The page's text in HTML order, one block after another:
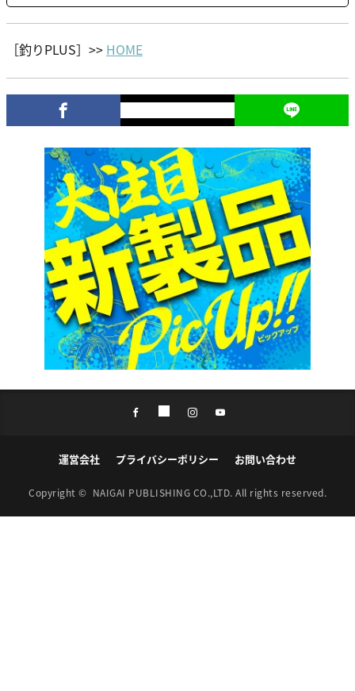
［釣りPLUS］>> HOME
運営会社 プライバシーポリシー お問い合わせ
Copyright © NAIGAI PUBLISHING CO.,LTD. All rights reserved.